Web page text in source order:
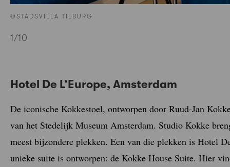
©STADSVILLA TILBURG
1/10
Hotel De L’Europe, Amsterdam
De iconische Kokkestoel, ontworpen door Ruud-Jan
van het Stedelijk Museum Amsterdam. Studio Kokke
meest bijzondere plekken. Een van die plekken is Hotel
unieke suite is ontworpen: de Kokke House Suite. Hier